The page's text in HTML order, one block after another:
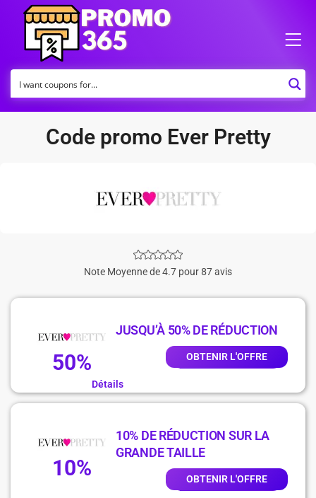
Code promo Ever Pretty
Note Moyenne de 4.7 pour 87 avis
50%
JUSQU’À 50% DE RÉDUCTION
OBTENIR L'OFFRE
Détails
10%
10% DE RÉDUCTION SUR LA
GRANDE TAILLE
OBTENIR L'OFFRE